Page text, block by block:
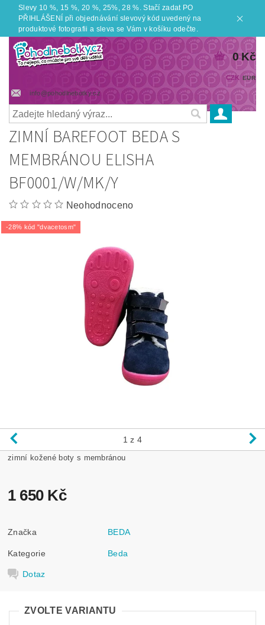
Slevy 10 %, 15 %, 20 %, 25%, 28 %. Stačí zadat PO
PŘIHLÁŠENÍ při objednávání slevový kód uvedený na
produktové fotografii a sleva se Vám v košíku odečte.
info@pohodlnebotky.cz
CZK EUR
0 Kč
ZIMNÍ BAREFOOT BEDA S
MEMBRÁNOU ELISHA
BF0001/W/MK/Y
Neohodnoceno
-28% kód "dvacetosm"
1 z 4
zimní kožené boty s membránou
1 650 Kč
Značka BEDA
Kategorie Beda
Dotaz
ZVOLTE VARIANTU